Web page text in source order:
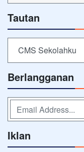
Tautan
CMS Sekolahku
Berlangganan
Iklan